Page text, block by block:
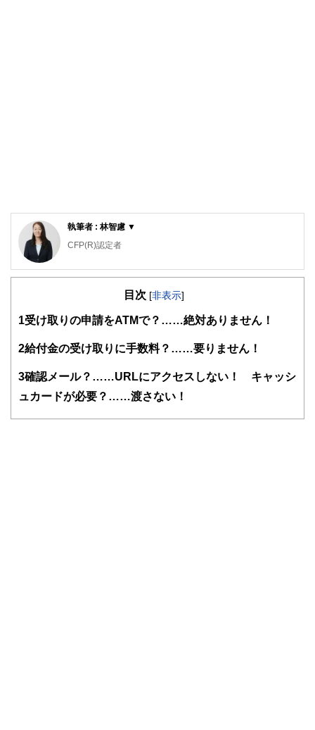
執筆者 : 林智慮 ▼
CFP(R)認定者
確定拠出年金相談ねっと認定FP
る。結婚で専業主婦となるが夫の独立を機に経理・総務に転
ーチング資格も習得し、金銭面だけでなく心の面からも「幸
融商品を売らない独立系ファイナンシャル・プランナー。
目次 [非表示]
1受け取りの申請をATMで？……絶対ありません！
2給付金の受け取りに手数料？……要りません！
3確認メール？……URLにアクセスしない！ キャッシ
ュカードが必要？……渡さない！